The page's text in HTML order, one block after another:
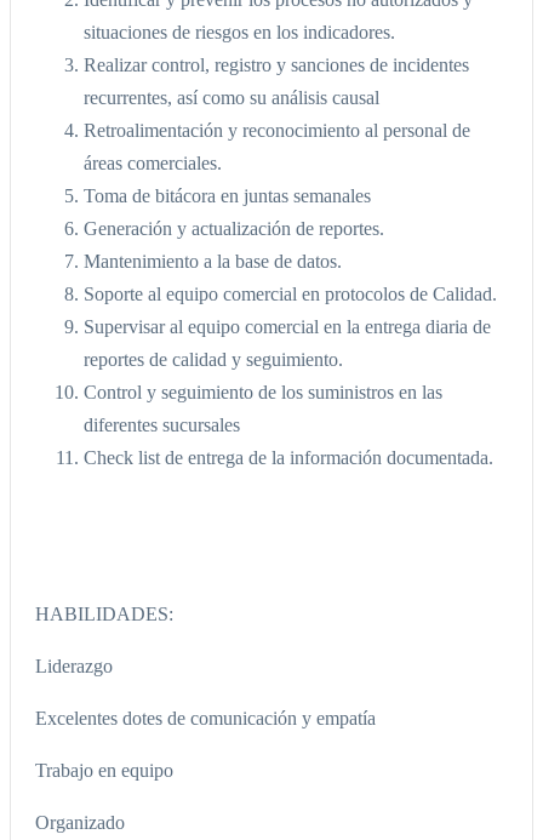
situaciones de riesgos en los indicadores.
Realizar control, registro y sanciones de incidentes
recurrentes, así como su análisis causal
Retroalimentación y reconocimiento al personal de
áreas comerciales.
Toma de bitácora en juntas semanales
Generación y actualización de reportes.
Mantenimiento a la base de datos.
Soporte al equipo comercial en protocolos de Calidad.
Supervisar al equipo comercial en la entrega diaria de
reportes de calidad y seguimiento.
Control y seguimiento de los suministros en las
diferentes sucursales
Check list de entrega de la información documentada.
HABILIDADES:
Liderazgo
Excelentes dotes de comunicación y empatía
Trabajo en equipo
Organizado